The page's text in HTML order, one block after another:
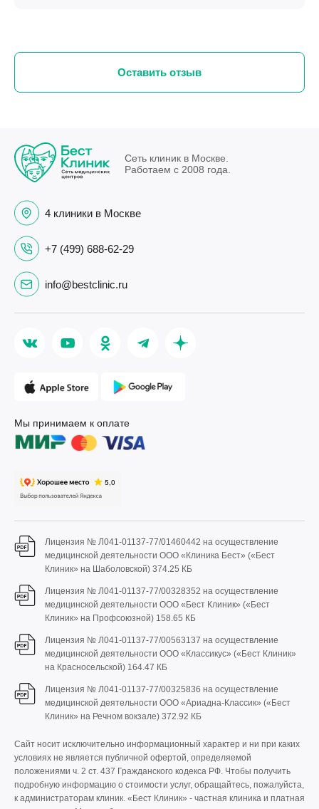
Оставить отзыв
Сеть клиник в Москве.
Работаем с 2008 года.
4 клиники в Москве
+7 (499) 688-62-29
info@bestclinic.ru
Мы принимаем к оплате
Лицензия № Л041-01137-77/01460442 на осуществление
медицинской деятельности ООО «Клиника Бест» («Бест
Клиник» на Шаболовской) 374.25 КБ
Лицензия № Л041-01137-77/00328352 на осуществление
медицинской деятельности ООО «Бест Клиник» («Бест
Клиник» на Профсоюзной) 158.65 КБ
Лицензия № Л041-01137-77/00563137 на осуществление
медицинской деятельности ООО «Классикус» («Бест Клиник»
на Красносельской) 164.47 КБ
Лицензия № Л041-01137-77/00325836 на осуществление
медицинской деятельности ООО «Ариадна-Классик» («Бест
Клиник» на Речном вокзале) 372.92 КБ
Сайт носит исключительно информационный характер и ни при каких
условиях не является публичной офертой, определяемой
положениями ч. 2 ст. 437 Гражданского кодекса РФ. Чтобы получить
подробную информацию о стоимости услуг, обращайтесь, пожалуйста,
к администраторам клиник. «Бест Клиник» - частная клиника и платная